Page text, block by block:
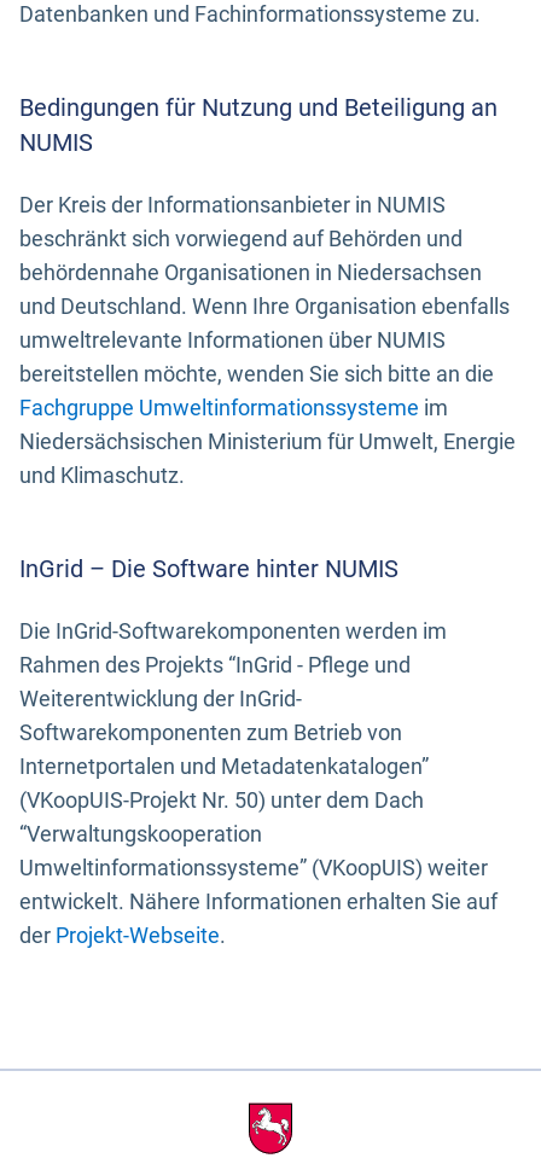
Datenbanken und Fachinformationssysteme zu.
Bedingungen für Nutzung und Beteiligung an
NUMIS
Der Kreis der Informationsanbieter in NUMIS
beschränkt sich vorwiegend auf Behörden und
behördennahe Organisationen in Niedersachsen
und Deutschland. Wenn Ihre Organisation ebenfalls
umweltrelevante Informationen über NUMIS
bereitstellen möchte, wenden Sie sich bitte an die
Fachgruppe Umweltinformationssysteme im
Niedersächsischen Ministerium für Umwelt, Energie
und Klimaschutz.
InGrid – Die Software hinter NUMIS
Die InGrid-Softwarekomponenten werden im
Rahmen des Projekts “InGrid - Pflege und
Weiterentwicklung der InGrid-
Softwarekomponenten zum Betrieb von
Internetportalen und Metadatenkatalogen”
(VKoopUIS-Projekt Nr. 50) unter dem Dach
“Verwaltungskooperation
Umweltinformationssysteme” (VKoopUIS) weiter
entwickelt. Nähere Informationen erhalten Sie auf
der Projekt-Webseite.